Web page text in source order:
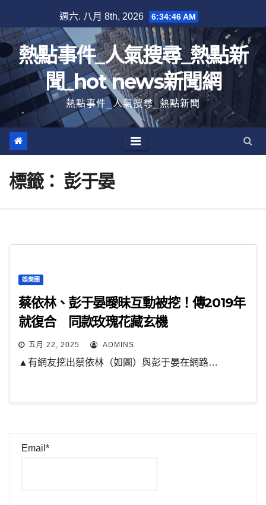
至
內
容
週六. 八月 8th, 2026 6:34:46 AM
熱點事件_人氣搜尋_熱點新
聞_hot news新聞網
熱點事件_人氣搜尋_熱點新聞
標籤： 彭于晏
娛樂圈
蔡依林、彭于晏曖昧互動被挖！傳2019年
就復合 同款玫瑰花藏玄機
五月 22, 2025 ADMINS
▲有網友挖出蔡依林（如圖）與彭于晏在網路…
Email*